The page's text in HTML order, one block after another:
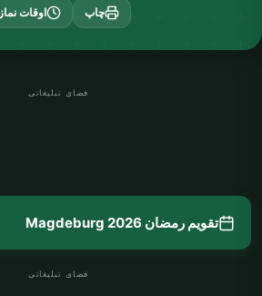
چاپ اوقات نماز
فضای تبلیغاتی
تقویم رمضان Magdeburg 2026
فضای تبلیغاتی